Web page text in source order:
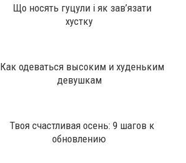
Що носять гуцули і як зав’язати
хустку
Как одеваться высоким и худеньким
девушкам
Твоя счастливая осень: 9 шагов к
обновлению